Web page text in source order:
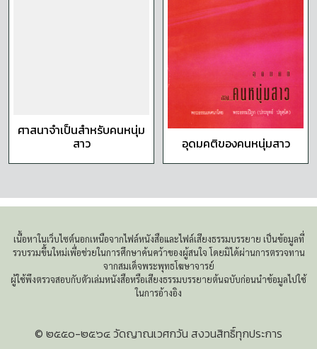
ศาสนาจำเป็นสำหรับคนหนุ่ม
สาว อุดมคติของคนหนุ่มสาว
เนื้อหาในเว็บไซต์นอกเหนือจากไฟล์หนังสือและไฟล์เสียงธรรมบรรยาย เป็นข้อมูลที่
รวบรวมขึ้นใหม่เพื่อช่วยในการศึกษาค้นคว้าของผู้สนใจ โดยมิได้ผ่านการตรวจทาน
จากสมเด็จพระพุทธโฆษาจารย์
ผู้ใช้พึงตรวจสอบกับตัวเล่มหนังสือหรือเสียงธรรมบรรยายต้นฉบับก่อนนำข้อมูลไปใช้
ในการอ้างอิง
© ๒๕๕๐-๒๕๖๔ วัดญาณเวศกวัน สงวนสิทธิ์ทุกประการ